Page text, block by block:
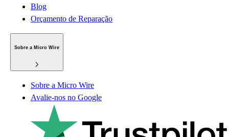
Blog
Orçamento de Reparação
Sobre a Micro Wire
Sobre a Micro Wire
Avalie-nos no Google